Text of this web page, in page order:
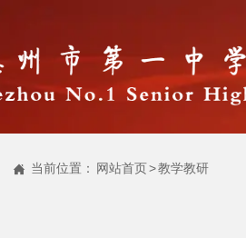
 当前位置： 网站首页>教学教研